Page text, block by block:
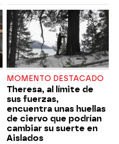
MOMENTO DESTACADO
Theresa, al límite de
sus fuerzas,
encuentra unas huellas
de ciervo que podrían
cambiar su suerte en
Aislados